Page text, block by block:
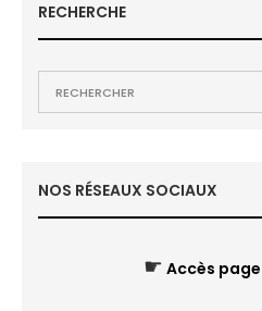
RECHERCHE
NOS RÉSEAUX SOCIAUX
☛ Accès